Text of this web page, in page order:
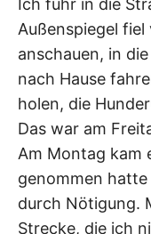
Ich fuhr in die
Außenspiegel
anschauen, in
nach Hause
holen, die
Das war am
Am Montag kam
genommen
durch Nötigung.
Strecke, die ich